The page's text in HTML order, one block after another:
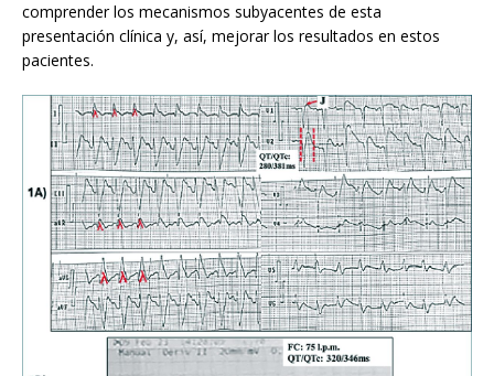
comprender los mecanismos subyacentes de esta
presentación clínica y, así, mejorar los resultados en estos
pacientes.